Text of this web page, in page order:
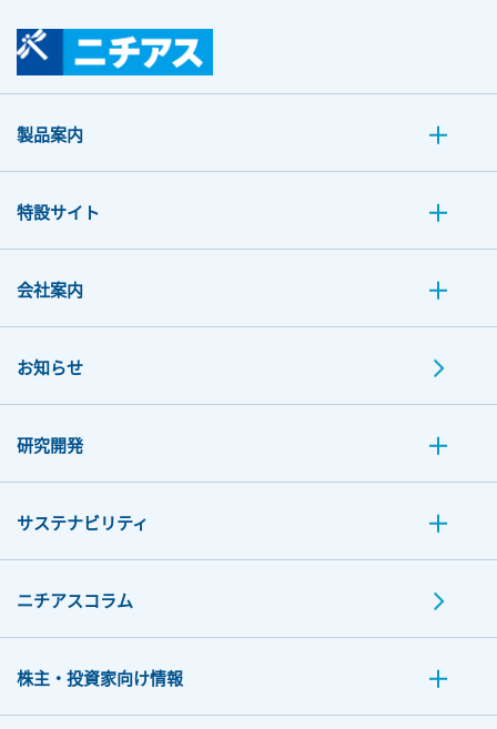
製品案内
特設サイト
会社案内
お知らせ
研究開発
サステナビリティ
ニチアスコラム
株主・投資家向け情報